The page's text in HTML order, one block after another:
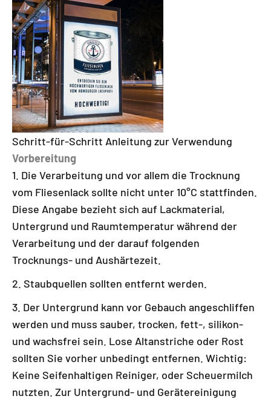
Schritt-für-Schritt Anleitung zur Verwendung
Vorbereitung
Die Verarbeitung und vor allem die Trocknung
vom Fliesenlack sollte nicht unter 10°C stattfinden.
Diese Angabe bezieht sich auf Lackmaterial,
Untergrund und Raumtemperatur während der
Verarbeitung und der darauf folgenden
Trocknungs- und Aushärtezeit.
Staubquellen sollten entfernt werden.
Der Untergrund kann vor Gebauch angeschliffen
werden und muss sauber, trocken, fett-, silikon-
und wachsfrei sein. Lose Altanstriche oder Rost
sollten Sie vorher unbedingt entfernen. Wichtig:
Keine Seifenhaltigen Reiniger, oder Scheuermilch
nutzten. Zur Untergrund- und Gerätereinigung